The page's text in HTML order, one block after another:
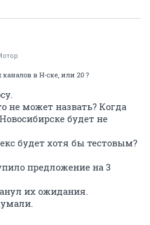
в Н-ске, или 20 ?
не может назвать? Когда
будет не
будет хотя бы тестовым?
предложение на 3
их ожидания.